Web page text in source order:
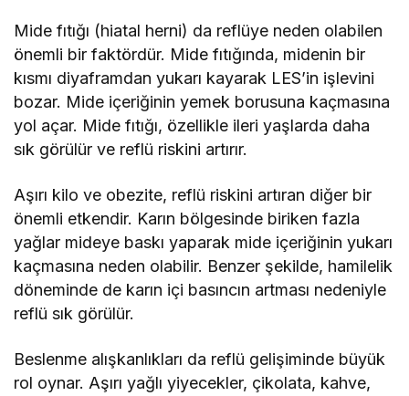
Mide fıtığı (hiatal herni) da reflüye neden olabilen
önemli bir faktördür. Mide fıtığında, midenin bir
kısmı diyaframdan yukarı kayarak LES’in işlevini
bozar. Mide içeriğinin yemek borusuna kaçmasına
yol açar. Mide fıtığı, özellikle ileri yaşlarda daha
sık görülür ve reflü riskini artırır.
Aşırı kilo ve obezite, reflü riskini artıran diğer bir
önemli etkendir. Karın bölgesinde biriken fazla
yağlar mideye baskı yaparak mide içeriğinin yukarı
kaçmasına neden olabilir. Benzer şekilde, hamilelik
döneminde de karın içi basıncın artması nedeniyle
reflü sık görülür.
Beslenme alışkanlıkları da reflü gelişiminde büyük
rol oynar. Aşırı yağlı yiyecekler, çikolata, kahve,